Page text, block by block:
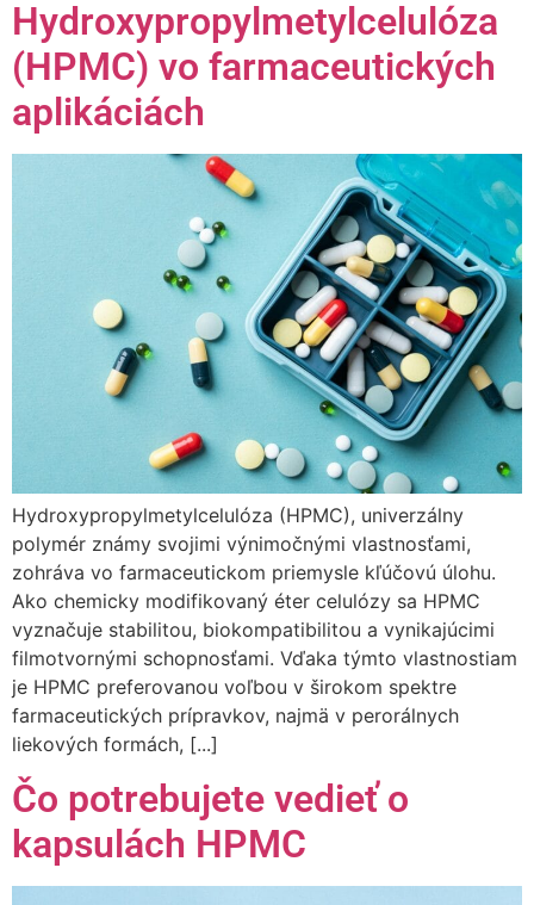
Hydroxypropylmetylcelulóza
(HPMC) vo farmaceutických
aplikáciách
Hydroxypropylmetylcelulóza (HPMC), univerzálny
polymér známy svojimi výnimočnými vlastnosťami,
zohráva vo farmaceutickom priemysle kľúčovú úlohu.
Ako chemicky modifikovaný éter celulózy sa HPMC
vyznačuje stabilitou, biokompatibilitou a vynikajúcimi
filmotvornými schopnosťami. Vďaka týmto vlastnostiam
je HPMC preferovanou voľbou v širokom spektre
farmaceutických prípravkov, najmä v perorálnych
liekových formách, [...]
Čo potrebujete vedieť o
kapsulách HPMC